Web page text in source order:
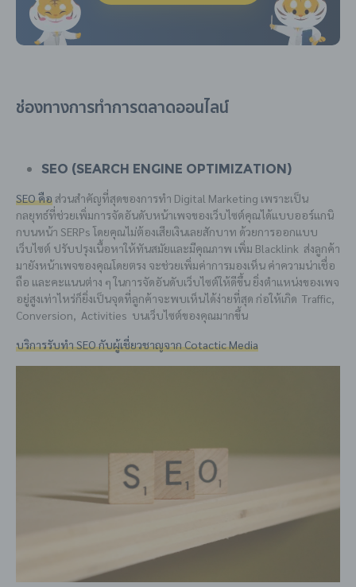
ช่องทางการทำการตลาดออนไลน์
SEO (Search Engine Optimization)
SEO คือส่วนสำคัญที่สุดของการทำ Digital Marketing เพราะเป็น
กลยุทธ์ที่ช่วยเพิ่มการจัดอันดับหน้าเพจของเว็บไซต์คุณได้แบบออร์แกนิ
กบนหน้า SERPs โดยคุณไม่ต้องเสียเงินเลยสักบาท ด้วยการออกแบบ
เว็บไซต์ ปรับปรุงเนื้อหาให้ทันสมัยและมีคุณภาพ เพิ่ม Blacklink ส่งลูกค้า
มายังหน้าเพจของคุณโดยตรง จะช่วยเพิ่มค่าการมองเห็น ค่าความน่าเชื่อ
ถือ และคะแนนต่าง ๆ ในการจัดอันดับเว็บไซต์ให้ดีขึ้น ยิ่งตำแหน่งของเพจ
อยู่สูงเท่าไหร่ก็ยิ่งเป็นจุดที่ลูกค้าจะพบเห็นได้ง่ายที่สุด ก่อให้เกิด Traffic,
Conversion, Activities บนเว็บไซต์ของคุณมากขึ้น
บริการรับทำ SEO กับผู้เชี่ยวชาญจาก Cotactic Media